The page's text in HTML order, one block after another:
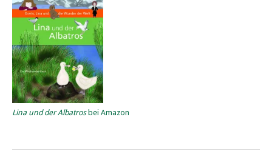
Lina und der Albatrosbei Amazon